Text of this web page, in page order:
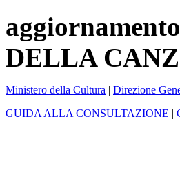
DELLA
Ministero della Cultura | Direzione
GUIDA ALLA CONSULTAZIONE |